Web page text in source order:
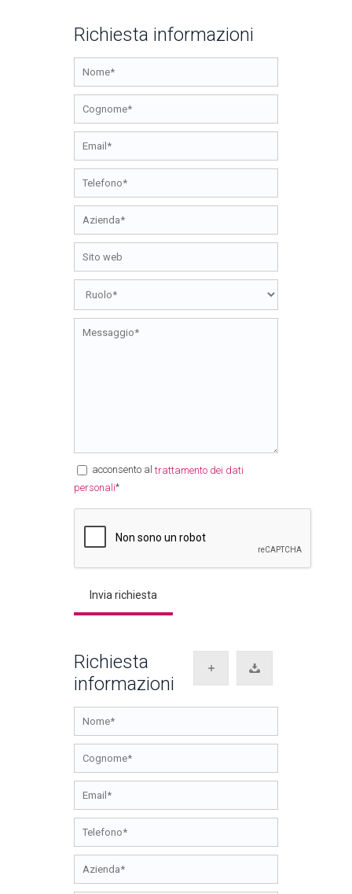
Richiesta informazioni
acconsento altrattamento dei dati
personali*
Richiesta
informazioni